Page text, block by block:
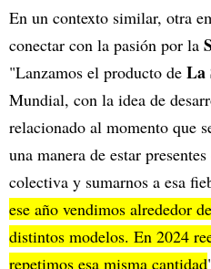
En un contexto similar, otra
conectar con la pasión por la
"Lanzamos el producto de La
Mundial, con la idea de
relacionado al momento que
una manera de estar
colectiva y sumarnos a esa
ese año vendimos alrededor
distintos modelos. En 2024
repetimos esa misma cantidad